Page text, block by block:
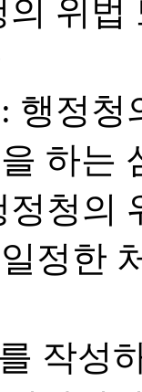
위법
행정청
하는
청의
정한